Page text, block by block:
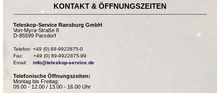
KONTAKT & ÖFFNUNGSZEITEN
Teleskop-Service Ransburg GmbH
Von-Myra-Straße 8
D-85599 Parsdorf
Telefon: +49 (0) 89-9922875-0
Fax:       +49 (0) 89-9922875-99
Email: info@teleskop-service.de
Telefonische Öffnungszeiten:
Montag bis Freitag:
09.00 - 12.00 / 13.00 - 16.00 Uhr